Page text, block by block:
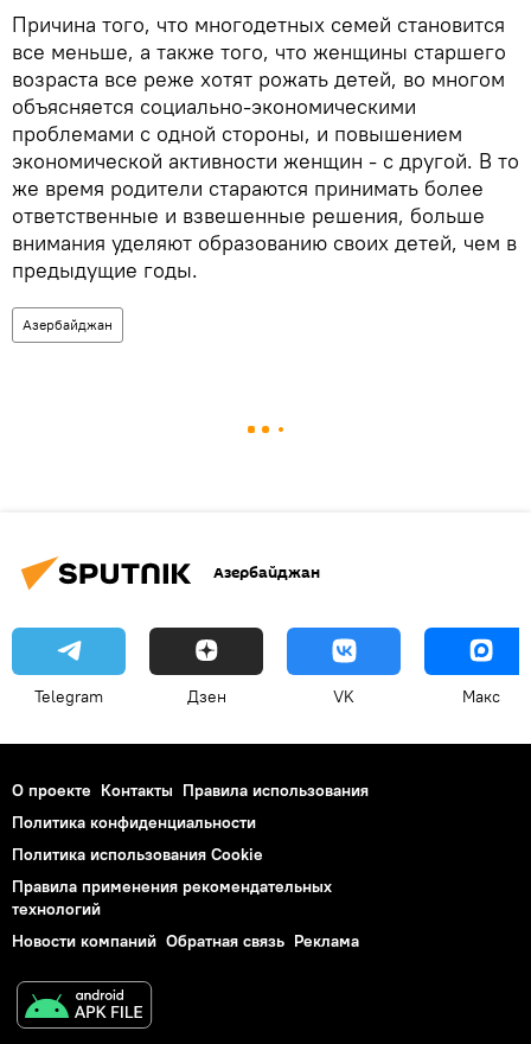
Причина того, что многодетных семей становится
все меньше, а также того, что женщины старшего
возраста все реже хотят рожать детей, во многом
объясняется социально-экономическими
проблемами с одной стороны, и повышением
экономической активности женщин - с другой. В то
же время родители стараются принимать более
ответственные и взвешенные решения, больше
внимания уделяют образованию своих детей, чем в
предыдущие годы.
Азербайджан
Азербайджан
Telegram Дзен VK Макс
О проекте Контакты Правила использования
Политика конфиденциальности
Политика использования Cookie
Правила применения рекомендательных
технологий
Новости компаний Обратная связь Реклама